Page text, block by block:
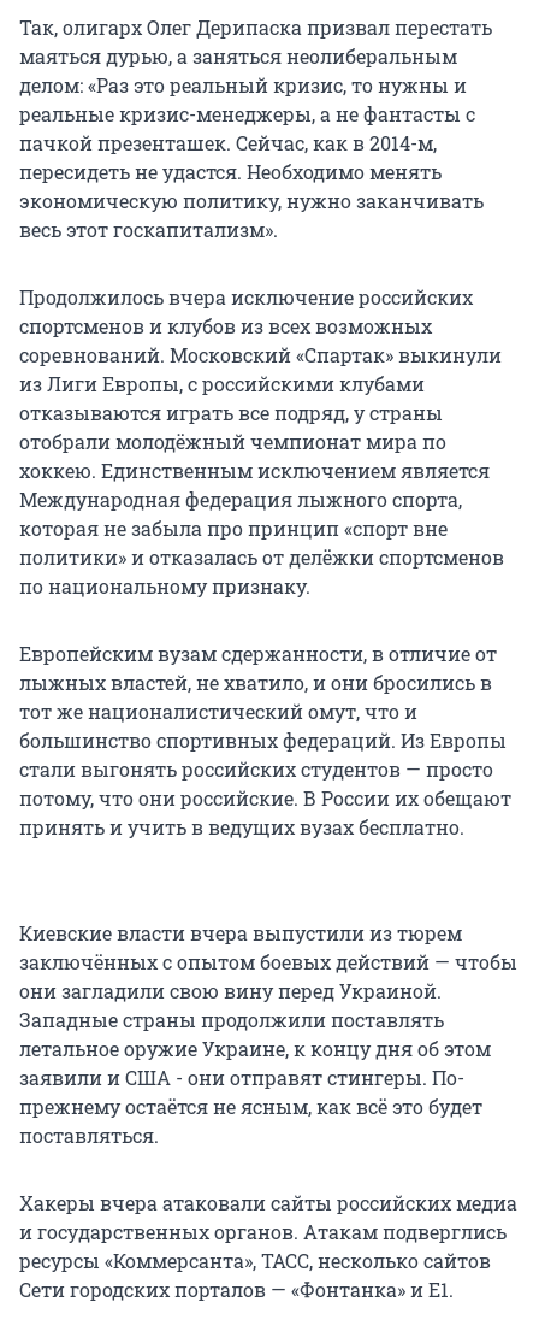
Так, олигарх Олег Дерипаска призвал перестать
маяться дурью, а заняться неолиберальным
делом: «Раз это реальный кризис, то нужны и
реальные кризис-менеджеры, а не фантасты с
пачкой презенташек. Сейчас, как в 2014-м,
пересидеть не удастся. Необходимо менять
экономическую политику, нужно заканчивать
весь этот госкапитализм».
Продолжилось вчера исключение российских
спортсменов и клубов из всех возможных
соревнований. Московский «Спартак» выкинули
из Лиги Европы, с российскими клубами
отказываются играть все подряд, у страны
отобрали молодёжный чемпионат мира по
хоккею. Единственным исключением является
Международная федерация лыжного спорта,
которая не забыла про принцип «спорт вне
политики» и отказалась от делёжки спортсменов
по национальному признаку.
Европейским вузам сдержанности, в отличие от
лыжных властей, не хватило, и они бросились в
тот же националистический омут, что и
большинство спортивных федераций. Из Европы
стали выгонять российских студентов — просто
потому, что они российские. В России их обещают
принять и учить в ведущих вузах бесплатно.
Киевские власти вчера выпустили из тюрем
заключённых с опытом боевых действий — чтобы
они загладили свою вину перед Украиной.
Западные страны продолжили поставлять
летальное оружие Украине, к концу дня об этом
заявили и США - они отправят стингеры. По-
прежнему остаётся не ясным, как всё это будет
поставляться.
Хакеры вчера атаковали сайты российских медиа
и государственных органов. Атакам подверглись
ресурсы «Коммерсанта», ТАСС, несколько сайтов
Сети городских порталов — «Фонтанка» и Е1.